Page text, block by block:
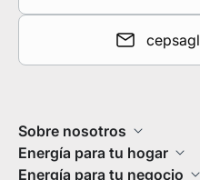
Sobre nosotros
Energía para tu hogar
Energía para tu negocio